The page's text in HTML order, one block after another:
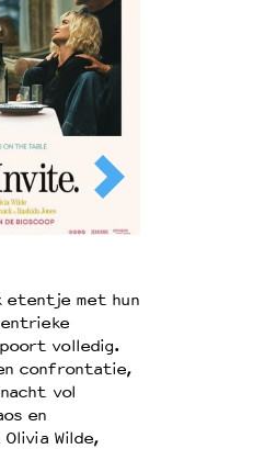
etentje met hun
volledig.
confrontatie,
vol
en
Wilde,